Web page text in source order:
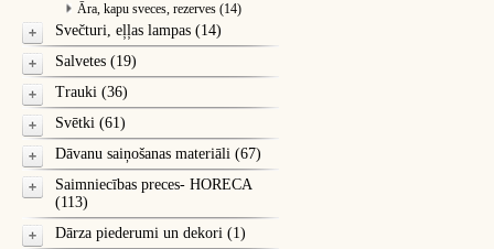
Āra, kapu sveces, rezerves (14)
Svečturi, eļļas lampas (14)
Salvetes (19)
Trauki (36)
Svētki (61)
Dāvanu saiņošanas materiāli (67)
Saimniecības preces- HORECA
(113)
Dārza piederumi un dekori (1)